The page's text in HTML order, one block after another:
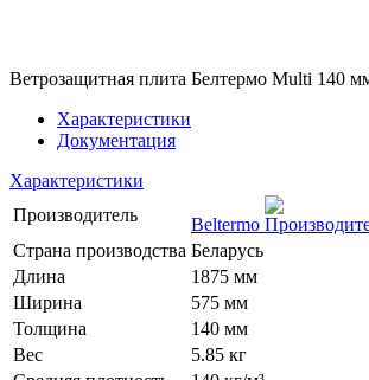
Ветрозащитная плита Белтермо Multi 140
Характеристики
Документация
Характеристики
Производитель
Beltermo
Страна производства Беларусь
Длина
1875 мм
Ширина
575 мм
Толщина
140 мм
Вес
5.85 кг